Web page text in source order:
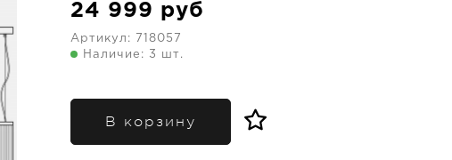
24 999 руб
Артикул:
718057
Наличие: 3 шт.
В корзину